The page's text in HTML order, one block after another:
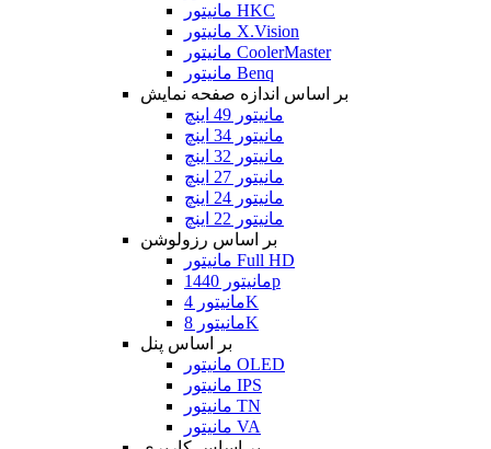
مانیتور HKC
مانیتور X.Vision
مانیتور CoolerMaster
مانیتور Benq
بر اساس اندازه صفحه نمایش
مانیتور 49 اینچ
مانیتور 34 اینچ
مانیتور 32 اینچ
مانیتور 27 اینچ
مانیتور 24 اینچ
مانیتور 22 اینچ
بر اساس رزولوشن
مانیتور Full HD
مانیتور 1440p
مانیتور 4K
مانیتور 8K
بر اساس پنل
مانیتور OLED
مانیتور IPS
مانیتور TN
مانیتور VA